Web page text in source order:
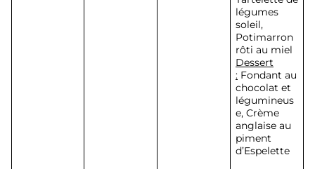
légumes
soleil,
Potimarron
rôti au miel
Dessert
: Fondant au
chocolat et
légumineus
e, Crème
anglaise au
piment
d’Espelette